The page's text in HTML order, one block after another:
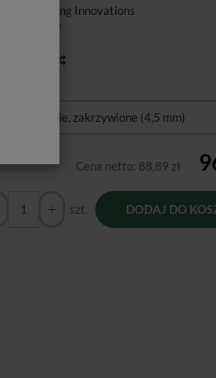
Young Innovations
wąskie, zakrzywione (4,5 mm)
Cena netto: 88,89 zł
szt. DODAJ DO